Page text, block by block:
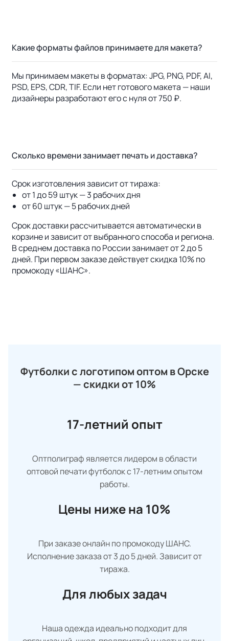
Какие форматы файлов принимаете для макета?
Мы принимаем макеты в форматах: JPG, PNG, PDF, AI,
PSD, EPS, CDR, TIF. Если нет готового макета — наши
дизайнеры разработают его с нуля от 750 ₽.
Сколько времени занимает печать и доставка?
Срок изготовления зависит от тиража:
от 1 до 59 штук — 3 рабочих дня
от 60 штук — 5 рабочих дней
Срок доставки рассчитывается автоматически в
корзине и зависит от выбранного способа и региона.
В среднем доставка по России занимает от 2 до 5
дней. При первом заказе действует скидка 10% по
промокоду «ШАНС».
Футболки с логотипом оптом в Орске
— скидки от 10%
17-летний опыт
Оптполиграф является лидером в области
оптовой печати футболок с 17-летним опытом
работы.
Цены ниже на 10%
При заказе онлайн по промокоду ШАНС.
Исполнение заказа от 3 до 5 дней. Зависит от
тиража.
Для любых задач
Наша одежда идеально подходит для